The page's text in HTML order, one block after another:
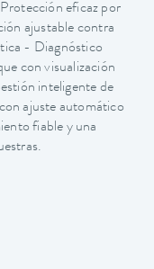
eficaz por
ajustable contra
- Diagnóstico
con visualización
inteligente de
ajuste automático
fiable y una